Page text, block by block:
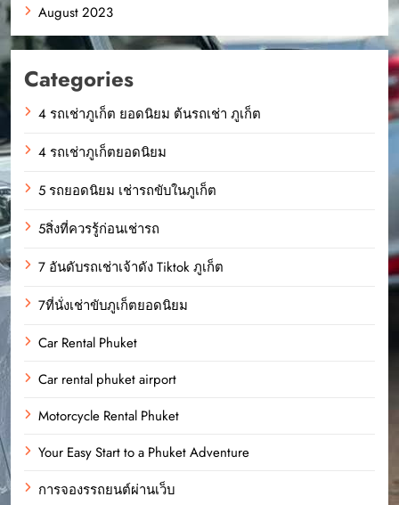
August 2023
Categories
4 รถเช่าภูเก็ต ยอดนิยม ต้นรถเช่า ภูเก็ต
4 รถเช่าภูเก็ตยอดนิยม
5 รถยอดนิยม เช่ารถขับในภูเก็ต
5สิ่งที่ควรรู้ก่อนเช่ารถ
7 อันดับรถเช่าเจ้าดัง Tiktok ภูเก็ต
7ที่นั่งเช่าขับภูเก็ตยอดนิยม
Car Rental Phuket
Car rental phuket airport
Motorcycle Rental Phuket
Your Easy Start to a Phuket Adventure
การจองรรถยนต์ผ่านเว็บ